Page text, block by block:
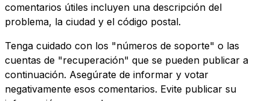
comentarios útiles incluyen una descripción del
problema, la ciudad y el código postal.
Tenga cuidado con los "números de soporte" o las
cuentas de "recuperación" que se pueden publicar a
continuación. Asegúrate de informar y votar
negativamente esos comentarios. Evite publicar su